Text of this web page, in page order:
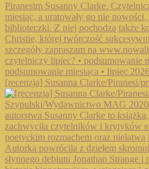
[recenzja] Susanna Clarke/Piranesi/